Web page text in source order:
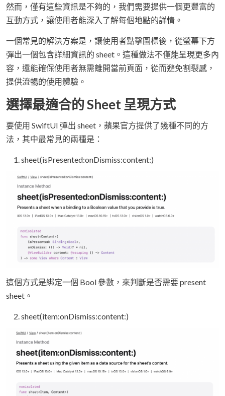
然而，僅有這些資訊是不夠的，我們需要提供一個更豐富的
互動方式，讓使用者能深入了解每個地點的詳情。
一個常見的解決方案是，讓使用者點擊圖標後，從螢幕下方
彈出一個包含詳細資訊的 sheet。這種做法不僅能呈現更多內
容，還能確保使用者無需離開當前頁面，從而避免割裂感，
提供流暢的使用體驗。
選擇最適合的 Sheet 呈現方式
要使用 SwiftUI 彈出 sheet，蘋果官方提供了幾種不同的方
法，其中最常見的兩種是：
sheet(isPresented:onDismiss:content:)
這個方式是綁定一個 Bool 參數，來判斷是否需要 present
sheet。
sheet(item:onDismiss:content:)